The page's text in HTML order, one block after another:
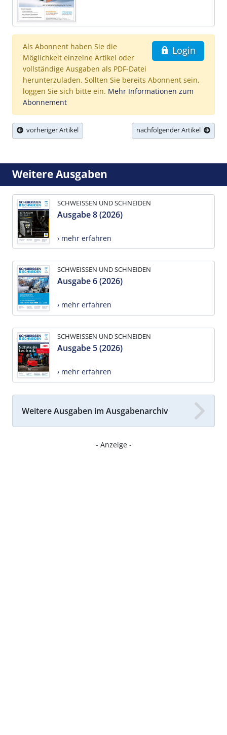
Login
Als Abonnent haben Sie die
Möglichkeit einzelne Artikel oder
vollständige Ausgaben als PDF-Datei
herunterzuladen. Sollten Sie bereits Abonnent sein,
loggen Sie sich bitte ein. Mehr Informationen zum
Abonnement
vorheriger Artikel nachfolgender Artikel
Weitere Ausgaben
SCHWEISSEN UND SCHNEIDEN
Ausgabe 8 (2026)
› mehr erfahren
SCHWEISSEN UND SCHNEIDEN
Ausgabe 6 (2026)
› mehr erfahren
SCHWEISSEN UND SCHNEIDEN
Ausgabe 5 (2026)
› mehr erfahren
Weitere Ausgaben im Ausgabenarchiv
- Anzeige -